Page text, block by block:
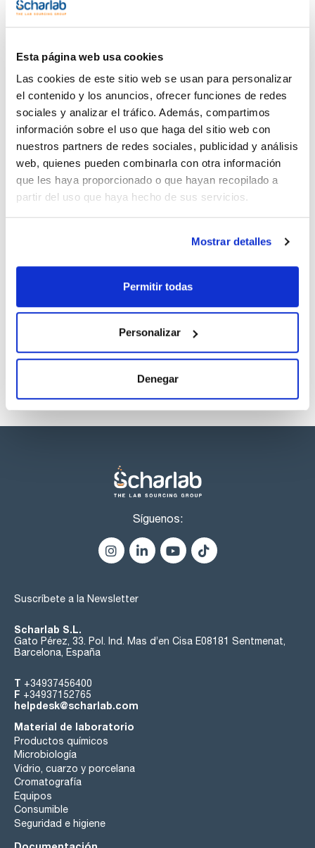
Esta página web usa cookies
Las cookies de este sitio web se usan para personalizar
el contenido y los anuncios, ofrecer funciones de redes
sociales y analizar el tráfico. Además, compartimos
información sobre el uso que haga del sitio web con
nuestros partners de redes sociales, publicidad y análisis
web, quienes pueden combinarla con otra información
que les haya proporcionado o que hayan recopilado a
partir del uso que haya hecho de sus servicios.
Mostrar detalles
Permitir todas
Personalizar
Denegar
Imprimir ficha de
producto
Características
Septum : Goma roja / FEP incoloro
Espesor (mm) : 1,3
Pack (u.) : 100
Macherey-Nagel ofrece viales de cromatografía fabricados
en vidrio borosilicato de clase hidrolítica I, ideales para
aplicaciones estándar en HPLC y GC. Su rosca 8-425 es
compatible con la mayoría de autosamplers y garantiza un
cierre hermético que evita la contaminación. Disponibles en
vidrio transparente o ámbar, estos viales proporcionan
protección contra la luz para compuestos sensibles. Son la
opción perfecta para laboratorios que requieren precisión y
fiabilidad en análisis rutinarios, con un diseño compacto que
facilita el manejo y almacenamiento eficiente de pequeñas
Ver más
Documentación técnica
TDS / Ficha técnica
Regístrate para
COA
Regístrate para
productos marca Scharlau habitualmente en stock,
Síguenos:
Suscríbete a la Newsletter
Scharlab S.L.
Gato Pérez, 33. Pol. Ind. Mas d’en Cisa E08181 Sentmenat,
Barcelona, España
T +34937456400
F +34937152765
helpdesk@scharlab.com
Material de laboratorio
Productos químicos
Microbiología
Vidrio, cuarzo y porcelana
Cromatografía
Equipos
Consumible
Seguridad e higiene